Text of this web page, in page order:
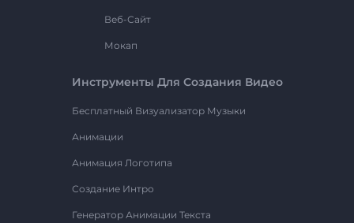
Веб-Сайт
Мокап
Инструменты Для Создания Видео
Бесплатный Визуализатор Музыки
Анимации
Анимация Логотипа
Создание Интро
Генератор Анимации Текста